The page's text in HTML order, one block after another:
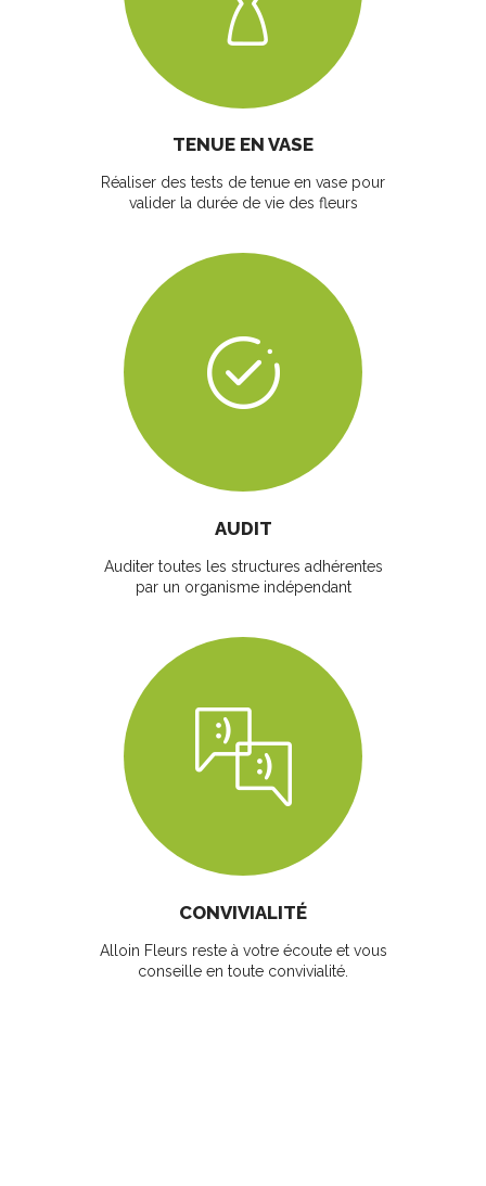
TENUE EN VASE
Réaliser des tests de tenue en vase pour
valider la durée de vie des fleurs
AUDIT
Auditer toutes les structures adhérentes
par un organisme indépendant
CONVIVIALITÉ
Alloin Fleurs reste à votre écoute et vous
conseille en toute convivialité.